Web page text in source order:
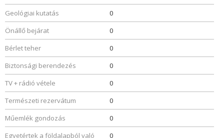
Geológiai kutatás
0
Önállő bejárat
0
Bérlet teher
0
Biztonsági berendezés
0
TV + rádió vétele
0
Természeti rezervátum
0
Műemlék gondozás
0
Egyetértek a földalapból való
0